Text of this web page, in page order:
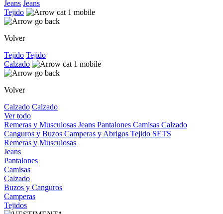
Jeans Jeans
Tejido
Volver
Tejido Tejido
Calzado
Volver
Calzado Calzado
Ver todo
Remeras y Musculosas Jeans Pantalones Camisas Calzado
Canguros y Buzos Camperas y Abrigos Tejido SETS
Remeras y Musculosas
Jeans
Pantalones
Camisas
Calzado
Buzos y Canguros
Camperas
Tejidos